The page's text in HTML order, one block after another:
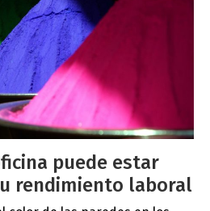
puede estar
rendimiento laboral